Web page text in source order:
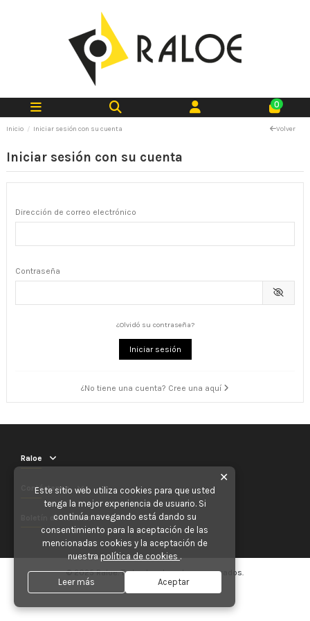
0
Inicio Iniciar sesión con su cuenta Volver
Iniciar sesión con su cuenta
Dirección de correo electrónico
Contraseña
¿Olvidó su contraseña?
Iniciar sesión
¿No tiene una cuenta? Cree una aquí
Raloe
Contáctenos
Boletín de noticias
© 2025 Raloe. Todos los derechos reservados.
✕
Este sitio web utiliza cookies para que usted
tenga la mejor experiencia de usuario. Si
continúa navegando está dando su
consentimiento para la aceptación de las
mencionadas cookies y la aceptación de
nuestra política de cookies .
Leer más Aceptar